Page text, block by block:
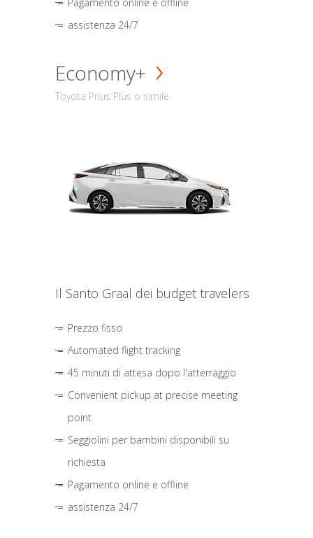
assistenza 24/7
Economy+
Toyota Prius Plus o simile
Il Santo Graal dei budget travelers
Prezzo fisso
Automated flight tracking
45 minuti di attesa dopo l'atterraggio
Convenient pickup at precise meeting
point
Seggiolini per bambini disponibili su
richiesta
Pagamento online e offline
assistenza 24/7